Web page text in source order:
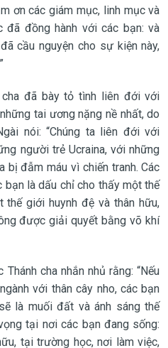
ơn các giám mục, linh mục và
đồng hành với các bạn: và
cầu nguyện cho sự kiện này,
cha đã bày tỏ tình liên đới với
tai ương nặng nề nhất, do
nói: “Chúng ta liên đới với
người trẻ Ucraina, với những
bị đẫm máu vì chiến tranh. Các
bạn là dấu chỉ cho thấy một thế
giới huynh đệ và thân hữu,
được giải quyết bằng võ khí
cha nhắn nhủ rằng: “Nếu
với thân cây nho, các bạn
là muối đất và ánh sáng thế
tại nơi các bạn đang sống:
tại trường học, nơi làm việc,